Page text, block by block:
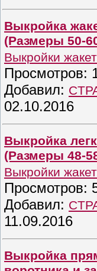
Выкройка
(Размеры 50-
Выкройки
Просмотров:
Добавил:
02.10.2016
Выкройка
(Размеры 48-
Выкройки
Просмотров:
Добавил:
11.09.2016
Выкройка